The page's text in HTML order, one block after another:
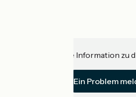
Haben Sie eine Information zu
Ein Problem